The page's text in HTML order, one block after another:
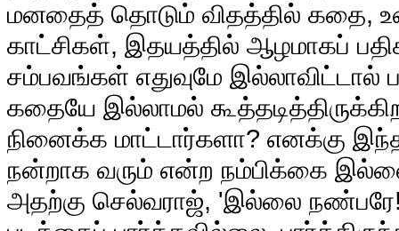
மனதைத் தொடும் விதத்தில் கதை,
காட்சிகள், இதயத்தில் ஆழமாகப்
சம்பவங்கள் எதுவுமே இல்லாவிட்டால்
கதையே இல்லாமல்
நினைக்க மாட்டார்களா? எனக்கு
நன்றாக வரும் என்ற நம்பிக்கை
அதற்கு செல்வராஜ், 'இல்லை நண்பரே!